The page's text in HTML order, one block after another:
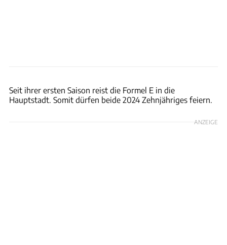
Seit ihrer ersten Saison reist die Formel E in die
Hauptstadt. Somit dürfen beide 2024 Zehnjähriges feiern.
ANZEIGE